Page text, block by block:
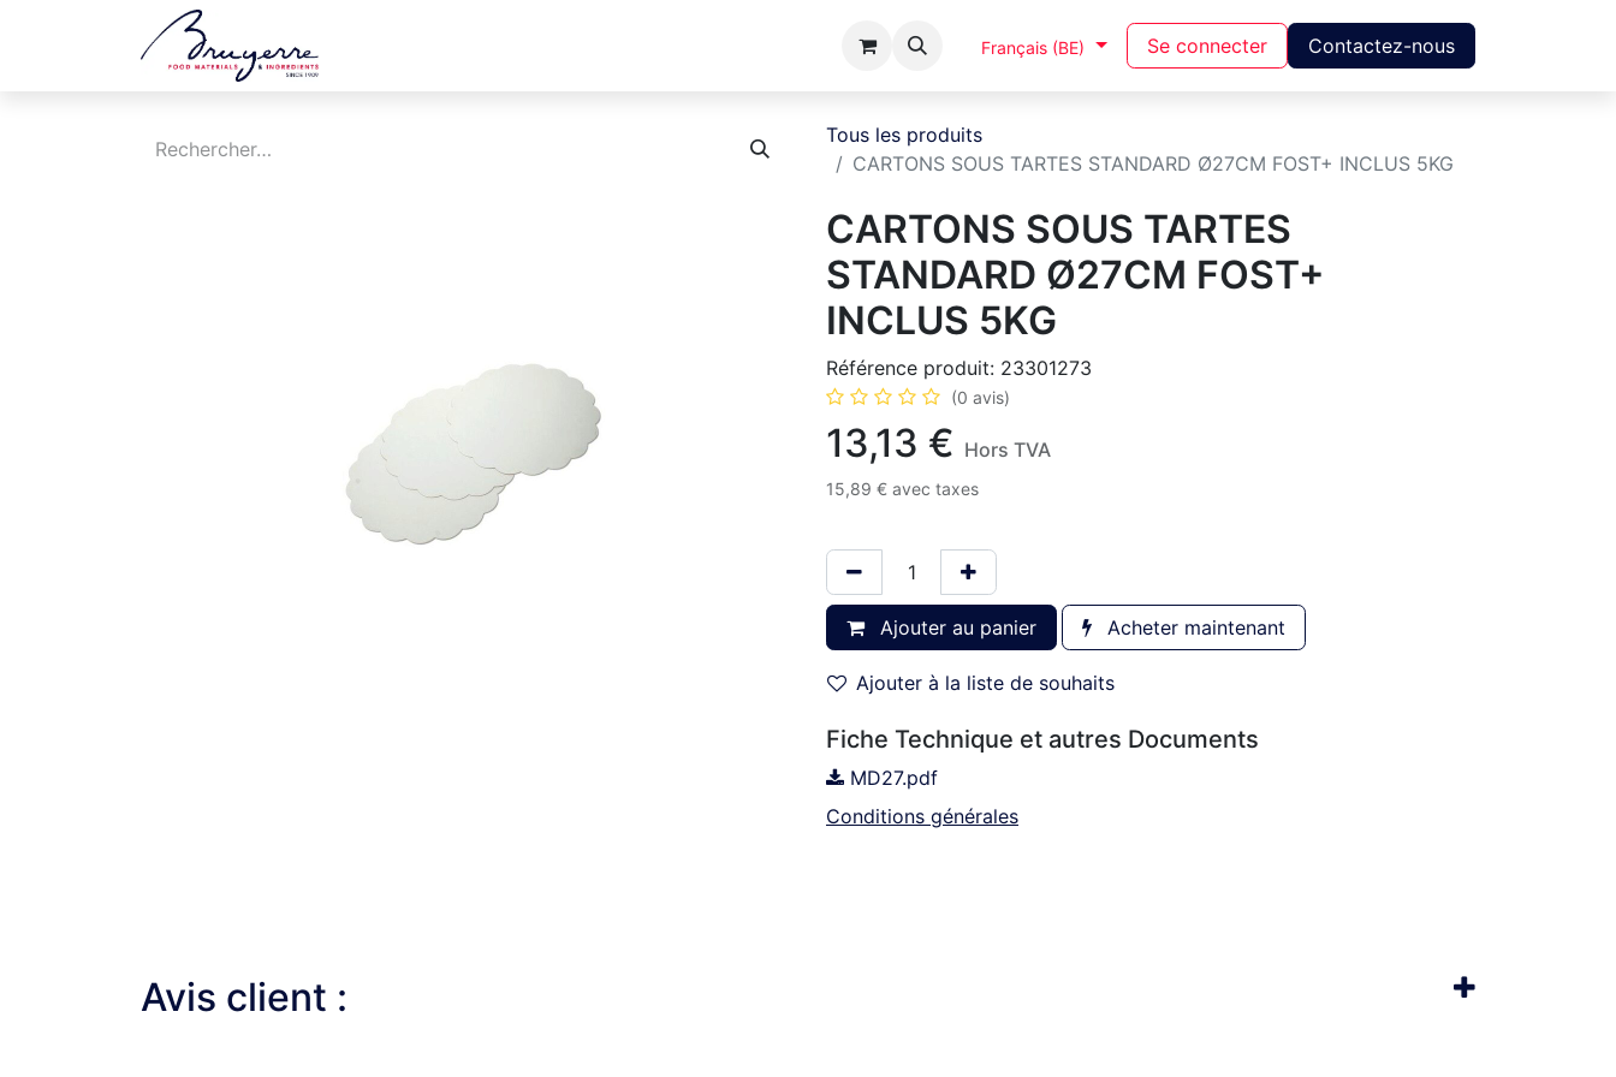
A Propos Français (BE) Se connecter Contactez-nous
Tous les produits
CARTONS SOUS TARTES STANDARD Ø27CM FOST+ INCLUS 5KG
CARTONS SOUS TARTES
STANDARD Ø27CM FOST+
INCLUS 5KG
Référence produit: 23301273
(0 avis)
13,13 € Hors TVA
15,89 € avec taxes
Ajouter au panier Acheter maintenant
Ajouter à la liste de souhaits
Fiche Technique et autres Documents
MD27.pdf
Conditions générales
Avis client :